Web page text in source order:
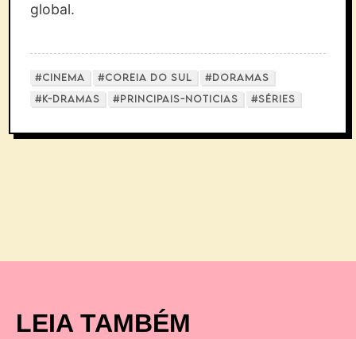
global.
#CINEMA #COREIA DO SUL
#DORAMAS
#K-DRAMAS
#PRINCIPAIS-NOTICIAS #SÉRIES
LEIA TAMBÉM